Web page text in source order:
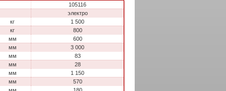
105116
электро
кг
1 500
кг
800
мм
600
мм
3 000
мм
83
мм
28
мм
1 150
мм
570